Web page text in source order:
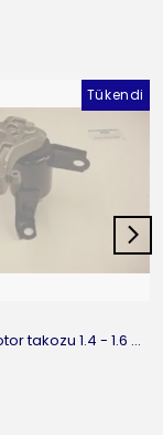
Tükendi
B-max motor takozu 1.4 - 1.6 benzinli 2012-2016 ORJİNAL